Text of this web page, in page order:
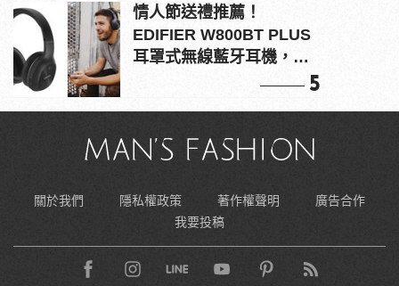
情人節送禮推薦！
EDIFIER W800BT PLUS
耳罩式無線藍牙耳機，在
5
關於我們 隱私權政策 著作權聲明
廣告合作
我要投稿